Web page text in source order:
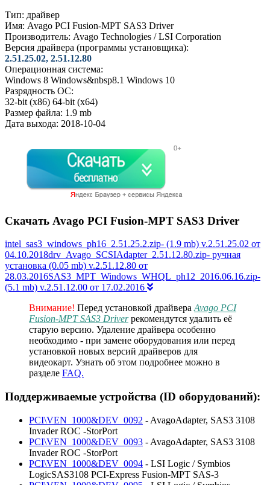
Тип: драйвер
Имя: Avago PCI Fusion-MPT SAS3 Driver
Производитель: Avago Technologies / LSI Corporation
Версия драйвера (программы установщика):
2.51.25.02, 2.51.12.80
Операционная система:
Windows 8 Windows&nbsp8.1 Windows 10
Разрядность ОС:
32-bit (x86) 64-bit (x64)
Размер файла: 1.9 mb
Дата выхода: 2018-10-04
Скачать Avago PCI Fusion-MPT SAS3 Driver
intel_sas3_windows_ph16_2.51.25.2.zip- (1.9 mb) v.2.51.25.02 от
04.10.2018drv_Avago_SCSIAdapter_2.51.12.80.zip- ручная
установка (0.05 mb) v.2.51.12.80 от
28.03.2016SAS3_MPT_Windows_WHQL_ph12_2016.06.16.zip-
(5.1 mb) v.2.51.12.00 от 17.02.2016
Внимание! Перед установкой драйвера Avago PCI
Fusion-MPT SAS3 Driverрекомендутся удалить её
старую версию. Удаление драйвера особенно
необходимо - при замене оборудования или перед
установкой новых версий драйверов для
видеокарт. Узнать об этом подробнее можно в
разделе FAQ.
Поддерживаемые устройства (ID оборудований):
PCI\VEN_1000&DEV_0092 - AvagoAdapter, SAS3 3108
Invader ROC -StorPort
PCI\VEN_1000&DEV_0093 - AvagoAdapter, SAS3 3108
Invader ROC -StorPort
PCI\VEN_1000&DEV_0094 - LSI Logic / Symbios
LogicSAS3108 PCI-Express Fusion-MPT SAS-3